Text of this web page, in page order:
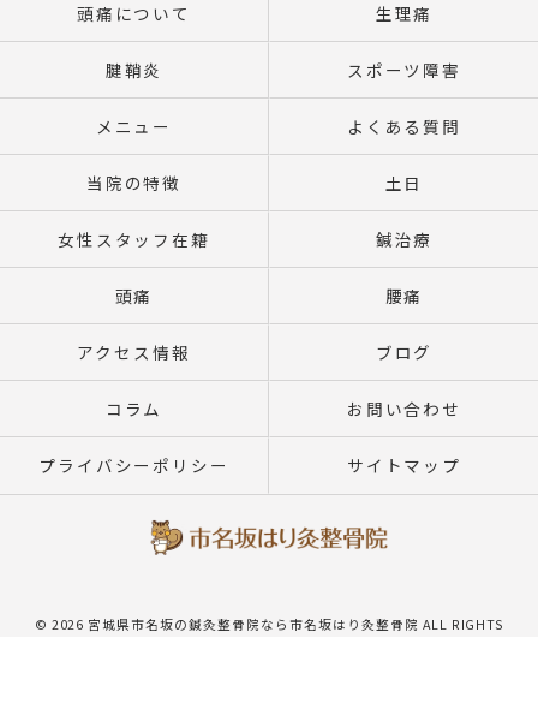
頭痛について 生理痛
腱鞘炎 スポーツ障害
メニュー よくある質問
当院の特徴 土日
女性スタッフ在籍 鍼治療
頭痛 腰痛
アクセス情報 ブログ
コラム お問い合わせ
プライバシーポリシー サイトマップ
© 2026 宮城県市名坂の鍼灸整骨院なら市名坂はり灸整骨院 ALL RIGHTS